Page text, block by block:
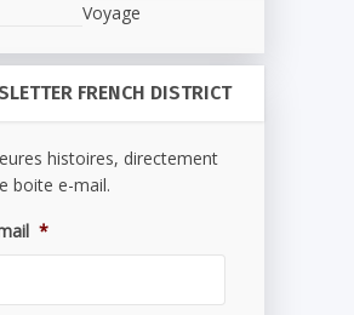
Voyage
FRENCH DISTRICT
histoires, directement
boite e-mail.
*